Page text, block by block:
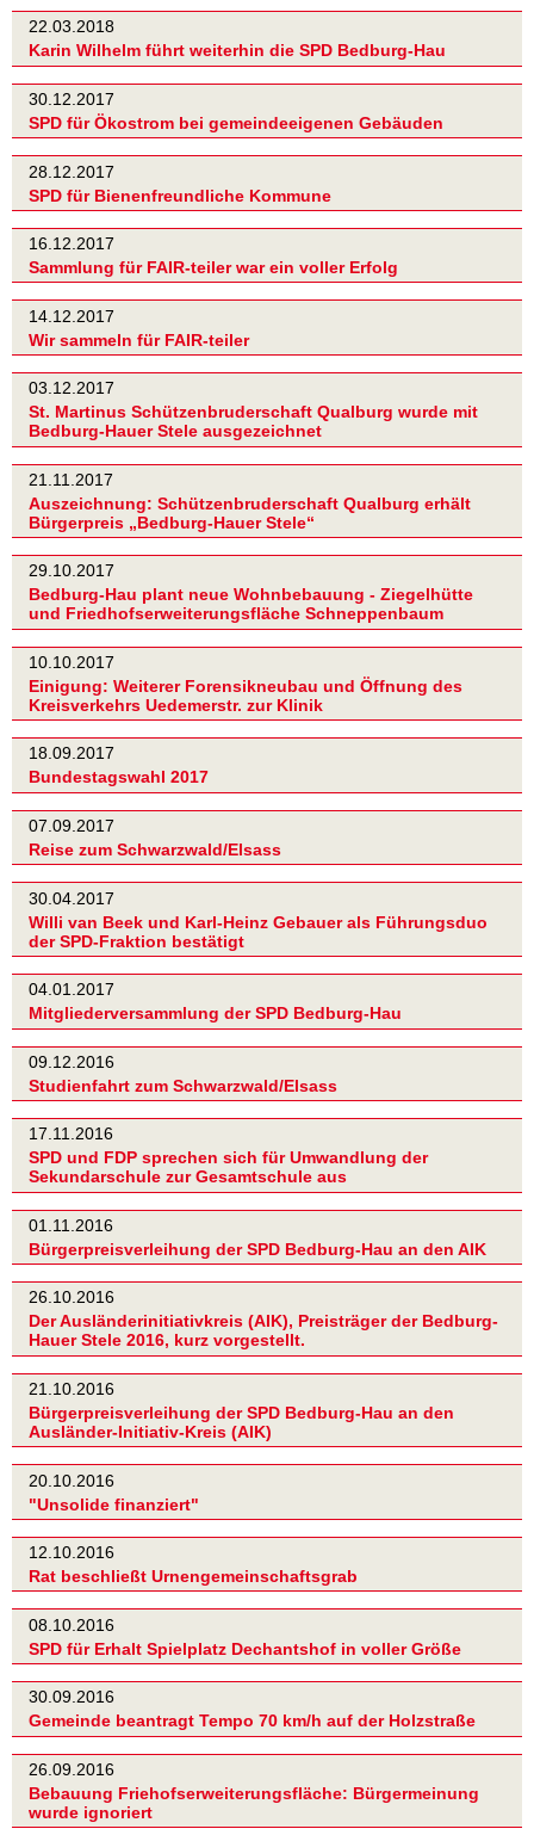
22.03.2018
Karin Wilhelm führt weiterhin die SPD Bedburg-Hau
30.12.2017
SPD für Ökostrom bei gemeindeeigenen Gebäuden
28.12.2017
SPD für Bienenfreundliche Kommune
16.12.2017
Sammlung für FAIR-teiler war ein voller Erfolg
14.12.2017
Wir sammeln für FAIR-teiler
03.12.2017
St. Martinus Schützenbruderschaft Qualburg wurde mit
Bedburg-Hauer Stele ausgezeichnet
21.11.2017
Auszeichnung: Schützenbruderschaft Qualburg erhält
Bürgerpreis „Bedburg-Hauer Stele“
29.10.2017
Bedburg-Hau plant neue Wohnbebauung - Ziegelhütte
und Friedhofserweiterungsfläche Schneppenbaum
10.10.2017
Einigung: Weiterer Forensikneubau und Öffnung des
Kreisverkehrs Uedemerstr. zur Klinik
18.09.2017
Bundestagswahl 2017
07.09.2017
Reise zum Schwarzwald/Elsass
30.04.2017
Willi van Beek und Karl-Heinz Gebauer als Führungsduo
der SPD-Fraktion bestätigt
04.01.2017
Mitgliederversammlung der SPD Bedburg-Hau
09.12.2016
Studienfahrt zum Schwarzwald/Elsass
17.11.2016
SPD und FDP sprechen sich für Umwandlung der
Sekundarschule zur Gesamtschule aus
01.11.2016
Bürgerpreisverleihung der SPD Bedburg-Hau an den AIK
26.10.2016
Der Ausländerinitiativkreis (AIK), Preisträger der Bedburg-
Hauer Stele 2016, kurz vorgestellt.
21.10.2016
Bürgerpreisverleihung der SPD Bedburg-Hau an den
Ausländer-Initiativ-Kreis (AIK)
20.10.2016
"Unsolide finanziert"
12.10.2016
Rat beschließt Urnengemeinschaftsgrab
08.10.2016
SPD für Erhalt Spielplatz Dechantshof in voller Größe
30.09.2016
Gemeinde beantragt Tempo 70 km/h auf der Holzstraße
26.09.2016
Bebauung Friehofserweiterungsfläche: Bürgermeinung
wurde ignoriert